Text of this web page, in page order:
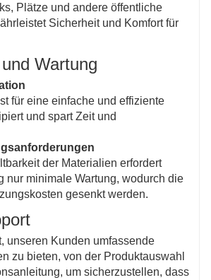
Plätze und andere öffentliche
Sicherheit und Komfort für
Wartung
für eine einfache und effiziente
und spart Zeit und
der Materialien erfordert
nur minimale Wartung, wodurch die
gesenkt werden.
unseren Kunden umfassende
zu bieten, von der Produktauswahl
um sicherzustellen, dass